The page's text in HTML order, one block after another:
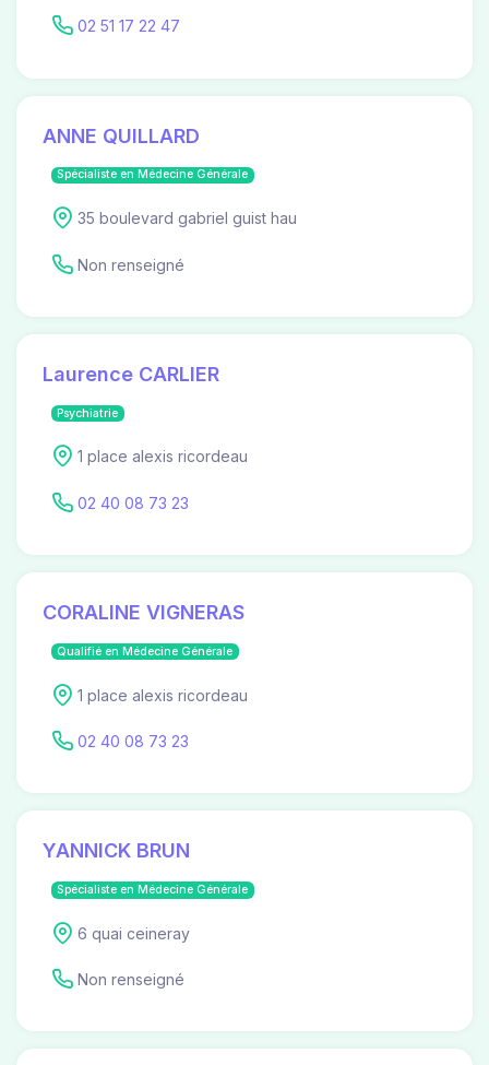
02 51 17 22 47
ANNE QUILLARD
Spécialiste en Médecine Générale
35 boulevard gabriel guist hau
Non renseigné
Laurence CARLIER
Psychiatrie
1 place alexis ricordeau
02 40 08 73 23
CORALINE VIGNERAS
Qualifié en Médecine Générale
1 place alexis ricordeau
02 40 08 73 23
YANNICK BRUN
Spécialiste en Médecine Générale
6 quai ceineray
Non renseigné